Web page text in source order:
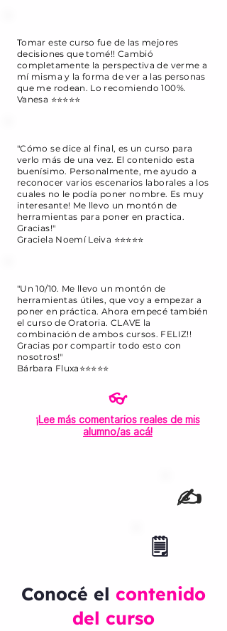
Tomar este curso fue de las mejores
decisiones que tomé!! Cambió
completamente la perspectiva de verme a
mí misma y la forma de ver a las personas
que me rodean. Lo recomiendo 100%.
Vanesa ⭐⭐⭐⭐⭐
"Cómo se dice al final, es un curso para
verlo más de una vez. El contenido esta
buenísimo. Personalmente, me ayudo a
reconocer varios escenarios laborales a los
cuales no le podía poner nombre. Es muy
interesante! Me llevo un montón de
herramientas para poner en practica.
Gracias!"
Graciela Noemí Leiva ⭐⭐⭐⭐⭐
"Un 10/10. Me llevo un montón de
herramientas útiles, que voy a empezar a
poner en práctica. Ahora empecé también
el curso de Oratoria. CLAVE la
combinación de ambos cursos. FELIZ!!
Gracias por compartir todo esto con
nosotros!"
Bárbara Fluxa⭐⭐⭐⭐⭐
👓
¡Lee más comentarios reales de mis
alumno/as acá!
✍️
🗒️
Conocé el contenido
del curso